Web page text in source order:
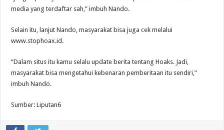
media yang terdaftar sah,” imbuh Nando.
Selain itu, lanjut Nando, masyarakat bisa juga cek melalui
www.stophoax.id.
“Dalam situs itu kamu selalu update berita tentang Hoaks. Jadi,
masyarakat bisa mengetahui kebenaran pemberitaan itu sendiri,”
imbuh Nando.
Sumber: Liputan6